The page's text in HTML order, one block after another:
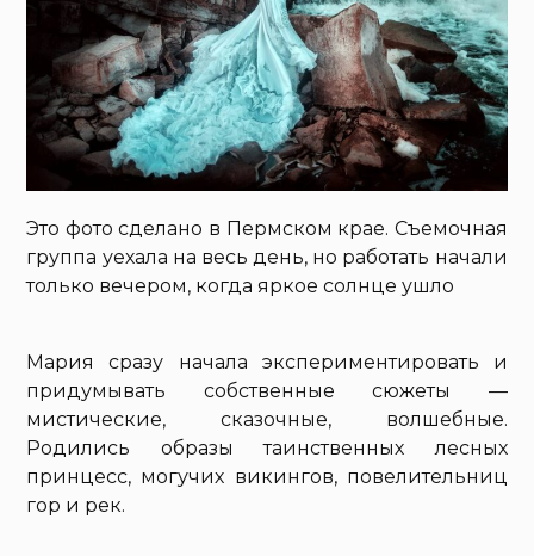
Это фото сделано в Пермском крае. Съемочная
группа уехала на весь день, но работать начали
только вечером, когда яркое солнце ушло
Мария сразу начала экспериментировать и
придумывать собственные сюжеты —
мистические, сказочные, волшебные.
Родились образы таинственных лесных
принцесс, могучих викингов, повелительниц
гор и рек.